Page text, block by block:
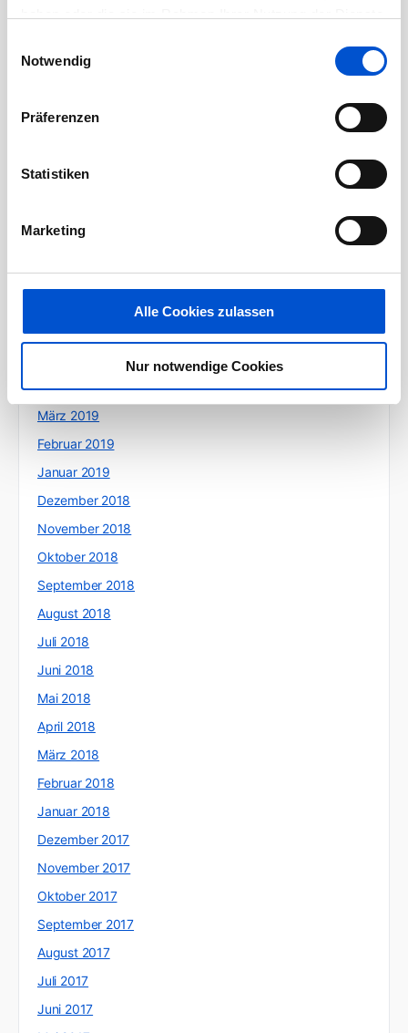
Notwendig
Präferenzen
Statistiken
Marketing
Alle Cookies zulassen
Nur notwendige Cookies
Mai 2020
August 2019
Juni 2019
April 2019
März 2019
Februar 2019
Januar 2019
Dezember 2018
November 2018
Oktober 2018
September 2018
August 2018
Juli 2018
Juni 2018
Mai 2018
April 2018
März 2018
Februar 2018
Januar 2018
Dezember 2017
November 2017
Oktober 2017
September 2017
August 2017
Juli 2017
Juni 2017